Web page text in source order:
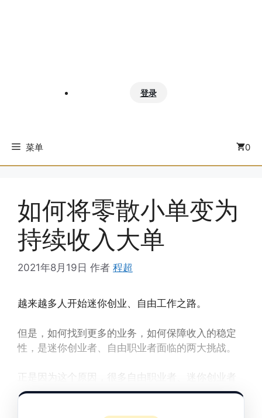
登录
菜单 0
如何将零散小单变为
持续收入大单
2021年8月19日 作者 程超
越来越多人开始迷你创业、自由工作之路。
但是，如何找到更多的业务，如何保障收入的稳定
性，是迷你创业者、自由职业者面临的两大挑战。
正是因为这个原因，很多自由职业者、迷你创业者
时刻不敢停歇，生怕失去可能到手的新机会。